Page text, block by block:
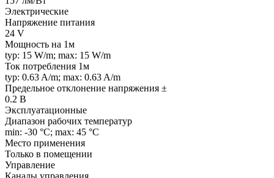
Электрические
Напряжение питания
24 V
Мощность на 1м
typ: 15 W/m; max: 15 W/m
Ток потребления 1м
typ: 0.63 A/m; max: 0.63 A/m
Предельное отклонение напряжения ±
0.2 В
Эксплуатационные
Диапазон рабочих температур
min: -30 °C; max: 45 °C
Место применения
Только в помещении
Управление
Каналы управления